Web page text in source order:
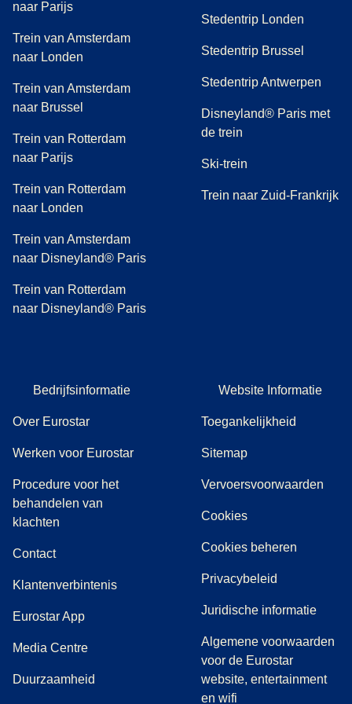
naar Parijs
Trein van Amsterdam
naar Londen
Trein van Amsterdam
naar Brussel
Trein van Rotterdam
naar Parijs
Trein van Rotterdam
naar Londen
Trein van Amsterdam
naar Disneyland® Paris
Trein van Rotterdam
naar Disneyland® Paris
Stedentrip Londen
Stedentrip Brussel
Stedentrip Antwerpen
Disneyland® Paris met
de trein
Ski-trein
Trein naar Zuid-Frankrijk
Bedrijfsinformatie
Over Eurostar
Werken voor Eurostar
Procedure voor het
behandelen van
klachten
Contact
Klantenverbintenis
Eurostar App
Media Centre( opent in een nieuwe tab)
Duurzaamheid
Website Informatie
Toegankelijkheid
Sitemap
Vervoersvoorwaarden
Cookies
Cookies beheren
Privacybeleid
Juridische informatie
Algemene voorwaarden
voor de Eurostar
website, entertainment
en wifi